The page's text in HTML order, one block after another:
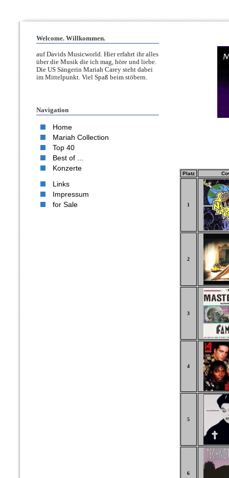
Welcome. Willkommen.
auf Davids Musicworld. Hier erfahrt ihr alles
über die Musik die ich mag, höre und liebe.
Die US Sängerin Mariah Carey steht dabei
im Mittelpunkt. Viel Spaß beim stöbern.
Navigation
Home
Mariah Collection
Top 40
Best of ...
Konzerte
Links
Impressum
for Sale
Platz
1
2
3
4
5
6